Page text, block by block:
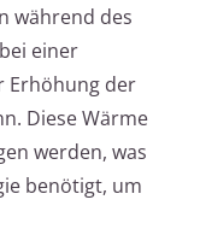
während des
einer
Erhöhung der
Diese Wärme
werden, was
benötigt, um